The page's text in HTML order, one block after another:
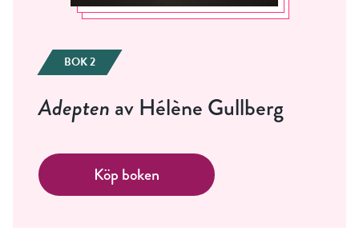
BOK 2
Adeptenav Hélène Gullberg
Köp boken